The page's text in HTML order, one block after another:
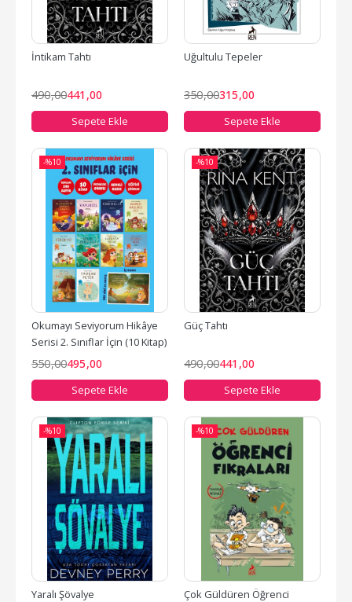
İntikam Tahtı
490,00441 ,00
Sepete Ekle
Uğultulu Tepeler
350,00315,00
Sepete Ekle
-%10
Okumayı Seviyorum Hikâye
Serisi 2. Sınıflar İçin (10 Kitap)
550,00495,00
Sepete Ekle
-%10
Güç Tahtı
490,00441 ,00
Sepete Ekle
-%10
Yaralı Şövalye
-%10
Çok Güldüren Öğrenci